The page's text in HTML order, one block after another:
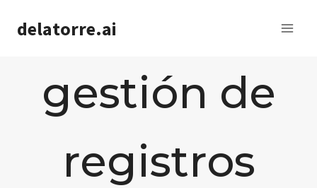
delatorre.ai
gestión de
registros